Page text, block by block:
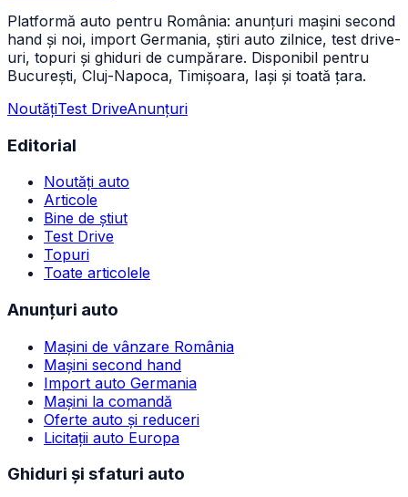
Platformă auto pentru România: anunțuri mașini second
hand și noi, import Germania, știri auto zilnice, test drive-
uri, topuri și ghiduri de cumpărare. Disponibil pentru
București, Cluj-Napoca, Timișoara, Iași și toată țara.
NoutățiTest DriveAnunțuri
Editorial
Noutăți auto
Articole
Bine de știut
Test Drive
Topuri
Toate articolele
Anunțuri auto
Mașini de vânzare România
Mașini second hand
Import auto Germania
Mașini la comandă
Oferte auto și reduceri
Licitații auto Europa
Ghiduri și sfaturi auto